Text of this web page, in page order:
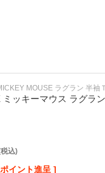
MOUSE ラグラン 半袖
ッキーマウス ラグラ
込)
イント進呈 ]